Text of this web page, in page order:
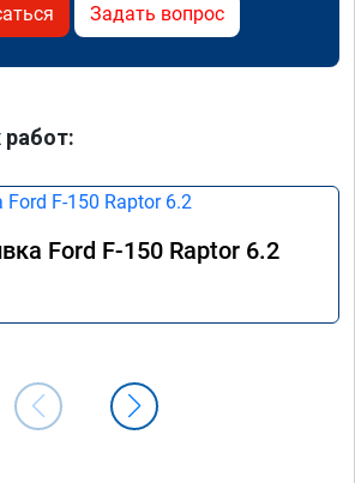
Задать вопрос
Ford F-150 Raptor 6.2